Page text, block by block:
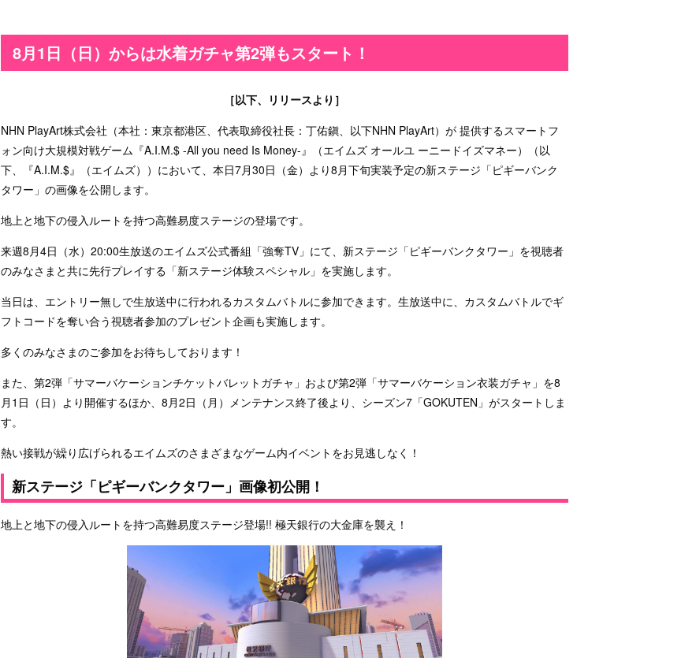
8月1日（日）からは水着ガチャ第2弾もスタート！
［以下、リリースより］
NHN PlayArt株式会社（本社：東京都港区、代表取締役社長：丁佑鎭、以下NHN PlayArt）が 提供するスマートフ
ォン向け大規模対戦ゲーム『A.I.M.$ -All you need Is Money-』（エイムズ オールユ ーニードイズマネー）（以
下、『A.I.M.$』（エイムズ））において、本日7月30日（金）より8月下旬実装予定の新ステージ「ピギーバンク
タワー」の画像を公開します。
地上と地下の侵入ルートを持つ高難易度ステージの登場です。
来週8月4日（水）20:00生放送のエイムズ公式番組「強奪TV」にて、新ステージ「ピギーバンクタワー」を視聴者
のみなさまと共に先行プレイする「新ステージ体験スペシャル」を実施します。
当日は、エントリー無しで生放送中に行われるカスタムバトルに参加できます。生放送中に、カスタムバトルでギ
フトコードを奪い合う視聴者参加のプレゼント企画も実施します。
多くのみなさまのご参加をお待ちしております！
また、第2弾「サマーバケーションチケットバレットガチャ」および第2弾「サマーバケーション衣装ガチャ」を8
月1日（日）より開催するほか、8月2日（月）メンテナンス終了後より、シーズン7「GOKUTEN」がスタートしま
す。
熱い接戦が繰り広げられるエイムズのさまざまなゲーム内イベントをお見逃しなく！
新ステージ「ピギーバンクタワー」画像初公開！
地上と地下の侵入ルートを持つ高難易度ステージ登場!! 極天銀行の大金庫を襲え！